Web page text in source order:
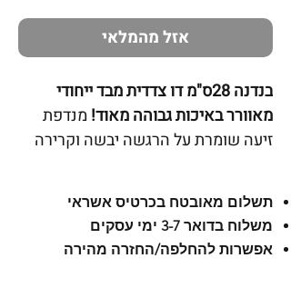
אזל מהמלאי
בנדנה 28ס"מ דו צדדית מבד ייחודי
מאוורר באיכות גבוהה מאוד! מנדפת
זיעה שומרת על הרגשה יבשה וקרירה
השמש, מגנה גם מפני רוח, אבק וקור
לנשים וגברים.
עשויה:מבד מיוחד נעים מאוד למגע
כמשי. אלסטי, גמיש, נושם,
תשלום מאובטח בכרטיס אשראי
משלוח בדואר 3-7 ימי עסקים
אפשרות להחלפה/החזרה מהירה